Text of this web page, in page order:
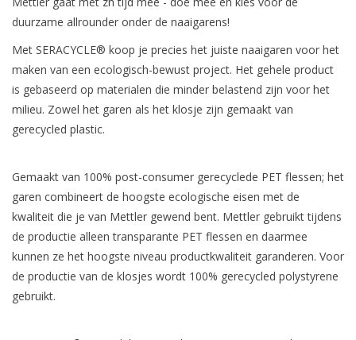
Laatste Kans
Cadeaubonnen
Nanno Blog
Beloningen
duurzame allrounder onder de naaigarens!
Met SERACYCLE® koop je precies het juiste naaigaren voor het
maken van een ecologisch-bewust project. Het gehele product
is gebaseerd op materialen die minder belastend zijn voor het
milieu. Zowel het garen als het klosje zijn gemaakt van
gerecycled plastic.
Gemaakt van 100% post-consumer gerecyclede PET flessen; het
garen combineert de hoogste ecologische eisen met de
kwaliteit die je van Mettler gewend bent. Mettler gebruikt tijdens
de productie alleen transparante PET flessen en daarmee
kunnen ze het hoogste niveau productkwaliteit garanderen. Voor
de productie van de klosjes wordt 100% gerecycled polystyrene
gebruikt.